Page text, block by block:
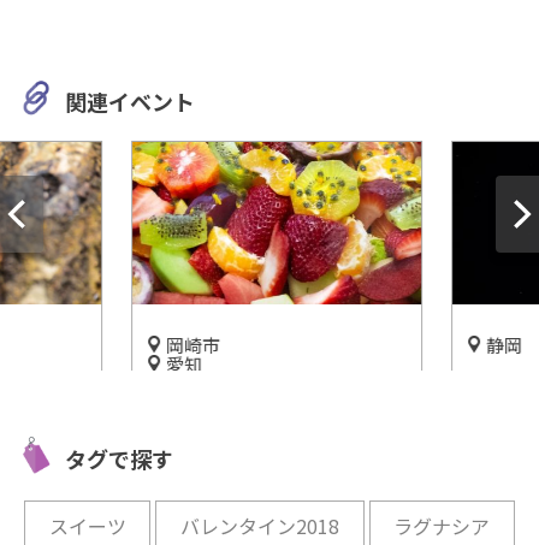
関連イベント
岡崎市
愛知
開催中
静岡
タグで探す
スイーツ バレンタイン2018
ラグナシア